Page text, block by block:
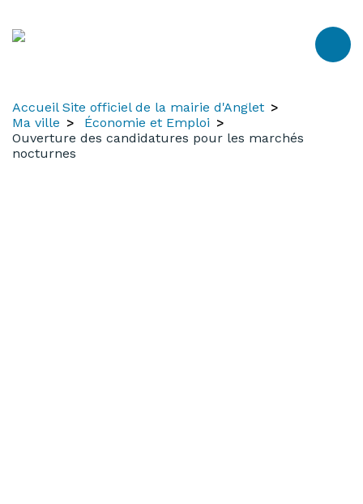
Accueil Site officiel de la mairie d'Anglet
Ma ville
Économie et Emploi
Ouverture des candidatures pour les marchés
nocturnes